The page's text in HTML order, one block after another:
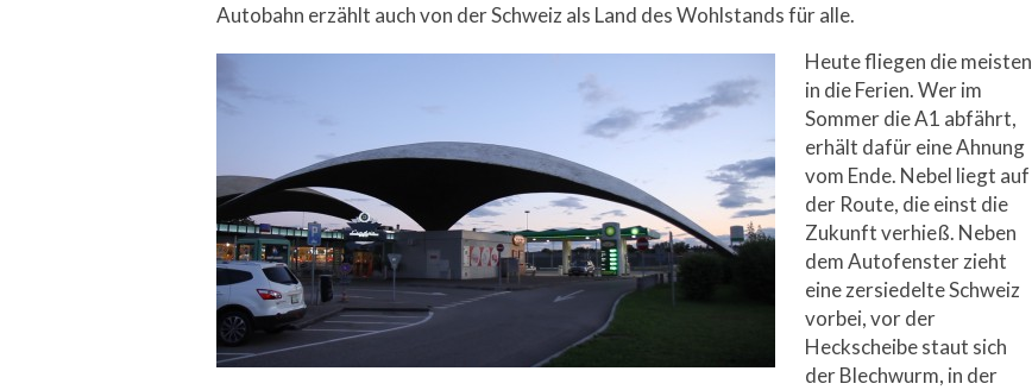
Autobahn erzählt auch von der Schweiz als Land des Wohlstands für alle.
Heute fliegen die meisten
in die Ferien. Wer im
Sommer die A1 abfährt,
erhält dafür eine Ahnung
vom Ende. Nebel liegt auf
der Route, die einst die
Zukunft verhieß. Neben
dem Autofenster zieht
eine zersiedelte Schweiz
vorbei, vor der
Heckscheibe staut sich
der Blechwurm, in der